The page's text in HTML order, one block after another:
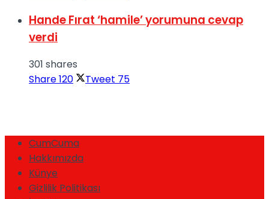
Hande Fırat ‘hamile’ yorumuna cevap
verdi
301 shares
Share120 Tweet 75
CumCuma
Hakkımızda
Künye
Gizlilik Politikası